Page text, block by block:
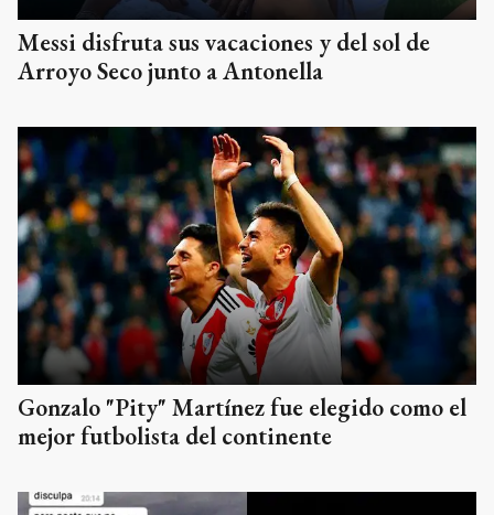
Messi disfruta sus vacaciones y del sol de
Arroyo Seco junto a Antonella
Gonzalo "Pity" Martínez fue elegido como el
mejor futbolista del continente